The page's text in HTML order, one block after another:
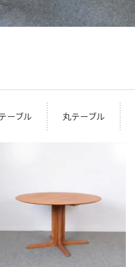
ーブル 丸テーブル